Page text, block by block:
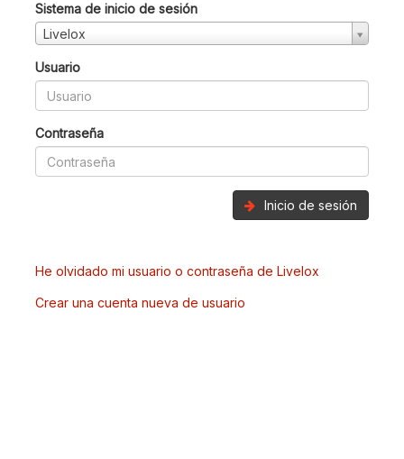
Sistema de inicio de sesión
Livelox
Usuario
Contraseña
Inicio de sesión
He olvidado mi usuario o contraseña de Livelox
Crear una cuenta nueva de usuario